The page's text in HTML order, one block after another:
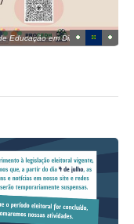
Educação em Direitos